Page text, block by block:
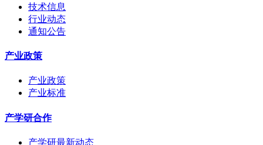
技术信息
行业动态
通知公告
产业政策
产业政策
产业标准
产学研合作
产学研最新动态